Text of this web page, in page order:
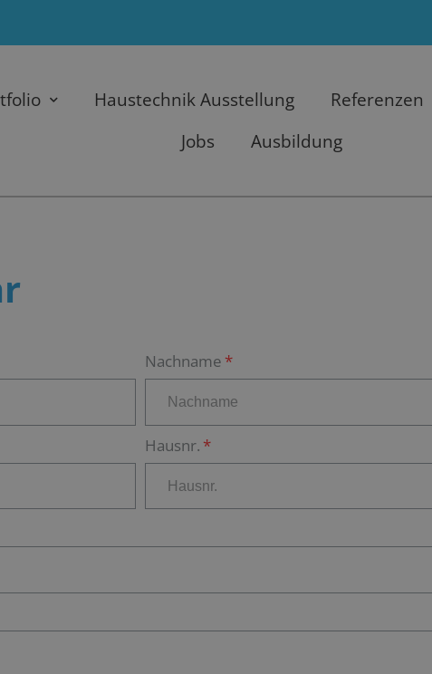
Haustechnik Ausstellung Referenzen
Jobs
Ausbildung
Nachname
Hausnr.